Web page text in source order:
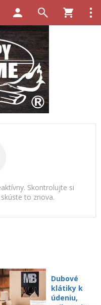
Dubové
klátiky k
údeniu,
Skontrolujte si
to znova.